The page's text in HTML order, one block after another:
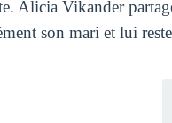
Alicia Vikander
son mari et lui